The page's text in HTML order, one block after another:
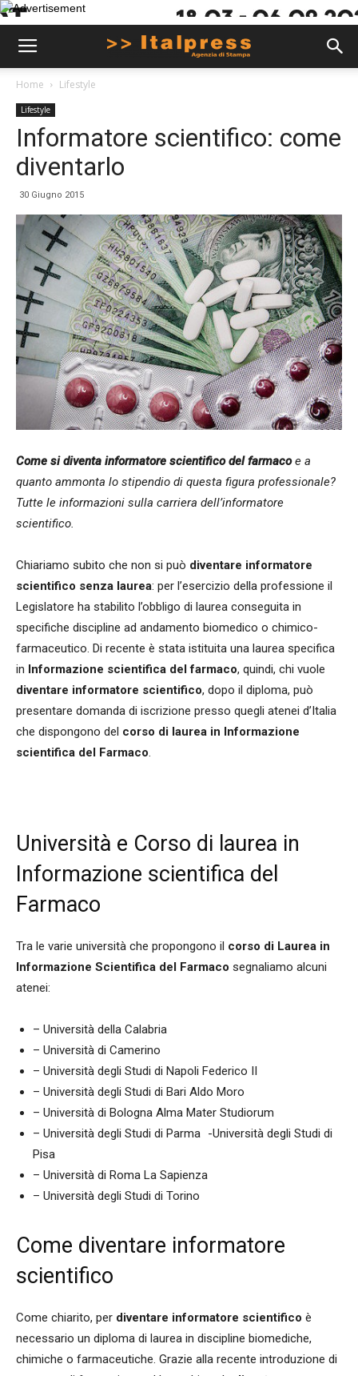
Home Lifestyle
Lifestyle
Informatore scientifico: come
diventarlo
30 Giugno 2015
Come si diventa informatore scientifico del farmacoe a
quanto ammonta lo stipendio di questa figura professionale?
Tutte le informazioni sulla carriera dell’informatore
scientifico.
Chiariamo subito che non si può diventare informatore
scientifico senza laurea: per l’esercizio della professione il
Legislatore ha stabilito l’obbligo di laurea conseguita in
specifiche discipline ad andamento biomedico o chimico-
farmaceutico. Di recente è stata istituita una laurea specifica
in Informazione scientifica del farmaco, quindi, chi vuole
diventare informatore scientifico, dopo il diploma, può
presentare domanda di iscrizione presso quegli atenei d’Italia
che dispongono del corso di laurea in Informazione
scientifica del Farmaco.
Università e Corso di laurea in
Informazione scientifica del
Farmaco
Tra le varie università che propongono il corso di Laurea in
Informazione Scientifica del Farmaco segnaliamo alcuni
atenei:
– Università della Calabria
– Università di Camerino
– Università degli Studi di Napoli Federico II
– Università degli Studi di Bari Aldo Moro
– Università di Bologna Alma Mater Studiorum
– Università degli Studi di Parma -Università degli Studi di
Pisa
– Università di Roma La Sapienza
– Università degli Studi di Torino
Come diventare informatore
scientifico
Come chiarito, per diventare informatore scientifico è
necessario un diploma di laurea in discipline biomediche,
chimiche o farmaceutiche. Grazie alla recente introduzione di